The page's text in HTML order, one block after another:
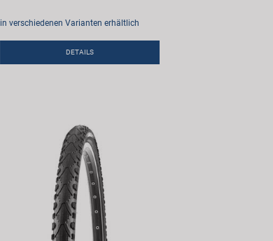
in verschiedenen Varianten erhältlich
DETAILS